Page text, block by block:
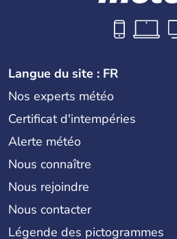
Langue du site : FR
Nos experts météo
Certificat d'intempéries
Alerte météo
Nous connaître
Nous rejoindre
Nous contacter
Légende des pictogrammes